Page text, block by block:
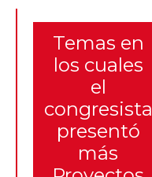
Temas en
los cuales
el
congresista
presentó
más